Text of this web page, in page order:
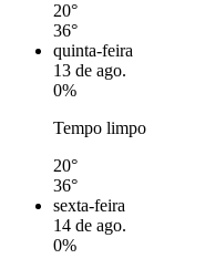
20°
36°
quinta-feira
13 de ago.
0%
Tempo limpo
20°
36°
sexta-feira
14 de ago.
0%